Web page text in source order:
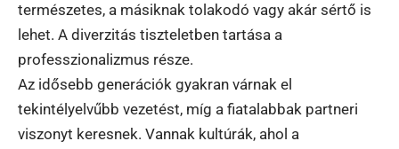
természetes, a másiknak tolakodó vagy akár sértő is
lehet. A diverzitás tiszteletben tartása a
professzionalizmus része.
Az idősebb generációk gyakran várnak el
tekintélyelvűbb vezetést, míg a fiatalabbak partneri
viszonyt keresnek. Vannak kultúrák, ahol a